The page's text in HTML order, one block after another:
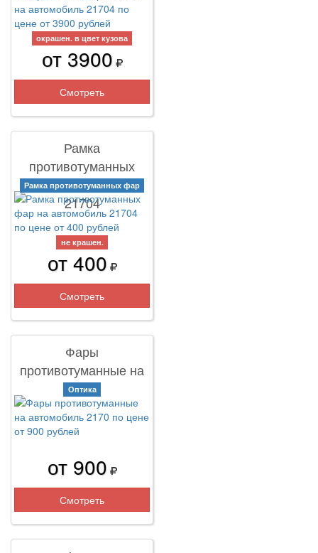
окрашен. в цвет кузова
от 3900
Смотреть
Рамка
противотуманных
фар на автомобиль
21704
Рамка противотуманных фар
не крашен.
от 400
Смотреть
Фары
противотуманные на
автомобиль 2170
Оптика
от 900
Смотреть